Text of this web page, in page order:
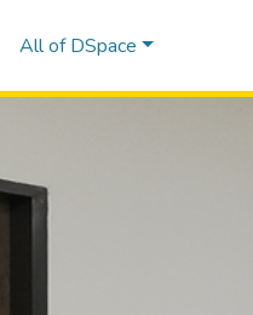
All of DSpace